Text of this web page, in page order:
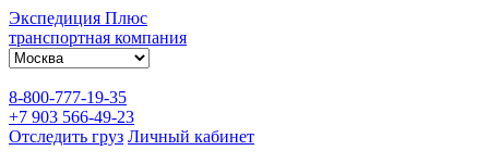
Экспедиция Плюс
транспортная компания
8-800-777-19-35
+7 903 566-49-23
Отследить груз Личный кабинет